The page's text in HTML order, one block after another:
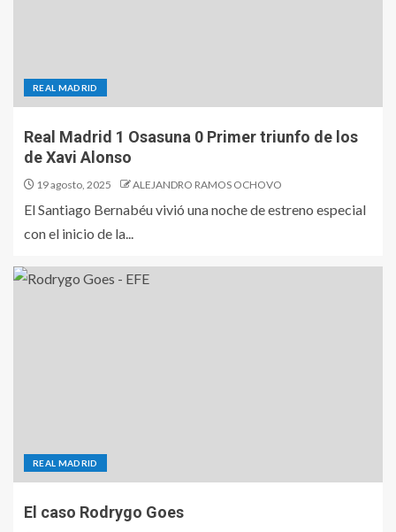
REAL MADRID
Real Madrid 1 Osasuna 0 Primer triunfo de los
de Xavi Alonso
19 agosto, 2025 ALEJANDRO RAMOS OCHOVO
El Santiago Bernabéu vivió una noche de estreno especial
con el inicio de la...
REAL MADRID
El caso Rodrygo Goes